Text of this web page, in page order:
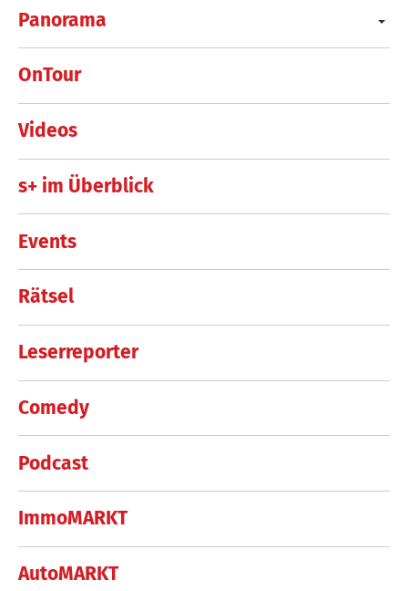
Panorama
OnTour
Videos
s+ im Überblick
Events
Rätsel
Leserreporter
Comedy
Podcast
ImmoMARKT
AutoMARKT